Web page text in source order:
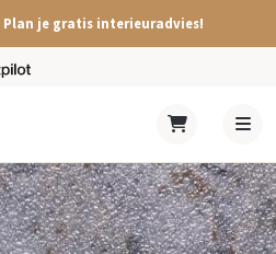
Plan je gratis interieuradvies!